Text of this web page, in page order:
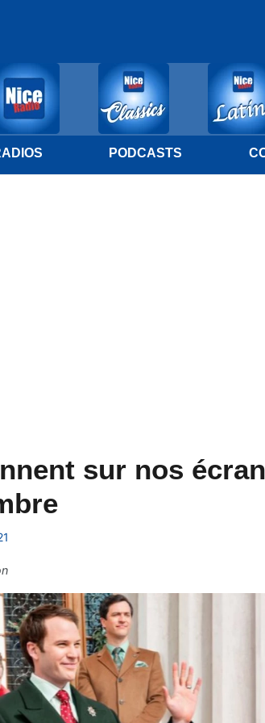
PODCASTS
sur nos